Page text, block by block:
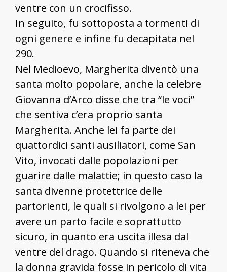
ventre con un crocifisso.
In seguito, fu sottoposta a tormenti di
ogni genere e infine fu decapitata nel
290.
Nel Medioevo, Margherita diventò una
santa molto popolare, anche la celebre
Giovanna d’Arco disse che tra “le voci”
che sentiva c’era proprio santa
Margherita. Anche lei fa parte dei
quattordici santi ausiliatori, come San
Vito, invocati dalle popolazioni per
guarire dalle malattie; in questo caso la
santa divenne protettrice delle
partorienti, le quali si rivolgono a lei per
avere un parto facile e soprattutto
sicuro, in quanto era uscita illesa dal
ventre del drago. Quando si riteneva che
la donna gravida fosse in pericolo di vita